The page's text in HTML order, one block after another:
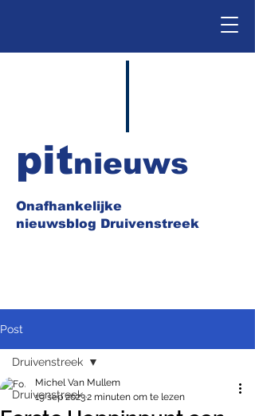
Onafhankelijke
nieuwsblog Druivenstreek
pitnieuws
Post
Druivenstreek
Druivenstreek
Michel Van Mullem
19 sep 20232 minuten om te lezen